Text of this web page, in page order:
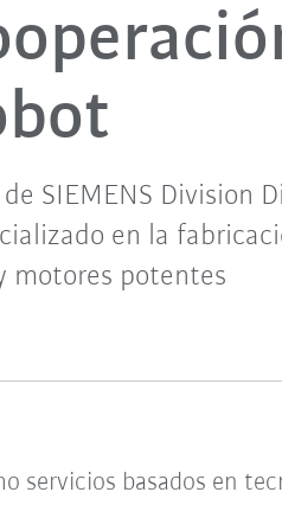
SIEMENS Division
en la
motores potentes
servicios basados en